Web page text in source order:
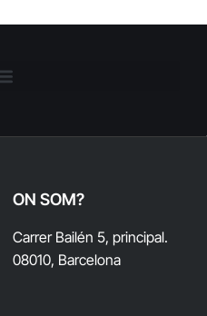
ON SOM?
Carrer Bailén 5, principal.
08010, Barcelona